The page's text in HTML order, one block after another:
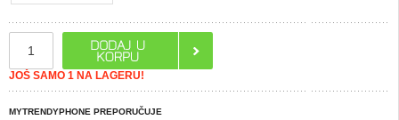
JOŠ SAMO 1 NA LAGERU!
MYTRENDYPHONE PREPORUČUJE